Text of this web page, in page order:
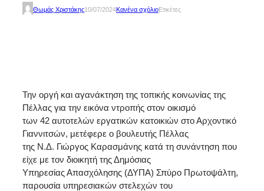
Θωμάς Χριστάκης10/07/2024Κανένα σχόλιοΕτικέτες
Την οργή και αγανάκτηση της τοπικής κοινωνίας της
Πέλλας για την εικόνα ντροπής στον οικισμό
των 42 αυτοτελών εργατικών κατοικιών στο Αρχοντικό
Γιαννιτσών, μετέφερε ο βουλευτής Πέλλας
της Ν.Δ. Γιώργος Καρασμάνης κατά τη συνάντηση που
είχε με τον διοικητή της Δημόσιας
Υπηρεσίας Απασχόλησης (ΔΥΠΑ) Σπύρο Πρωτοψάλτη,
παρουσία υπηρεσιακών στελεχών του